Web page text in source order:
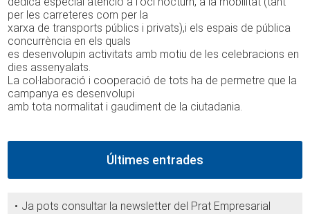
per les carreteres com per la
xarxa de transports públics i privats),i els espais de pública
concurrència en els quals
es desenvolupin activitats amb motiu de les celebracions en
dies assenyalats.
La col·laboració i cooperació de tots ha de permetre que la
campanya es desenvolupi
amb tota normalitat i gaudiment de la ciutadania.
Últimes entrades
Ja pots consultar la newsletter del Prat Empresarial